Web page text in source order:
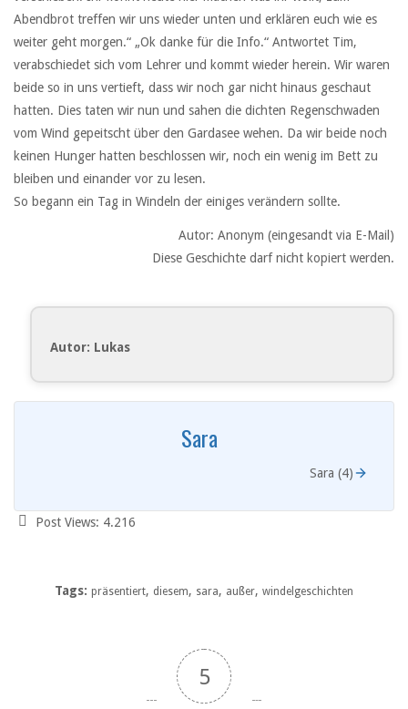
Abendbrot treffen wir uns wieder unten und erklären euch wie es
weiter geht morgen.“ „Ok danke für die Info.“ Antwortet Tim,
verabschiedet sich vom Lehrer und kommt wieder herein. Wir waren
beide so in uns vertieft, dass wir noch gar nicht hinaus geschaut
hatten. Dies taten wir nun und sahen die dichten Regenschwaden
vom Wind gepeitscht über den Gardasee wehen. Da wir beide noch
keinen Hunger hatten beschlossen wir, noch ein wenig im Bett zu
bleiben und einander vor zu lesen.
So begann ein Tag in Windeln der einiges verändern sollte.
Autor: Anonym (eingesandt via E-Mail)
Diese Geschichte darf nicht kopiert werden.
Autor: Lukas
Sara
Sara (4)
Post Views: 4.216
Tags: präsentiert, diesem, sara, außer, windelgeschichten
5